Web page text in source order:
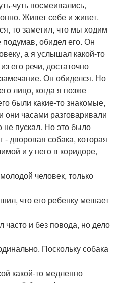
чуть посмеивались,
Живет себе и живет.
то заметил, что мы ходим
подумав, обидел его. Он
а я услышал какой-то
его речи, достаточно
Он обиделся. Но
лицо, когда я позже
были какие-то знакомые,
они часами разговаривали
не пускал. Но это было
дворовая собака, которая
и у него в коридоре,
человек, только
что его ребенку мешает
часто и без повода, но дело
Поскольку собака
какой-то медленно